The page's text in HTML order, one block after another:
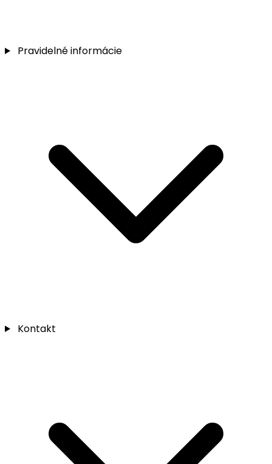
Pravidelné informácie
Kontakt